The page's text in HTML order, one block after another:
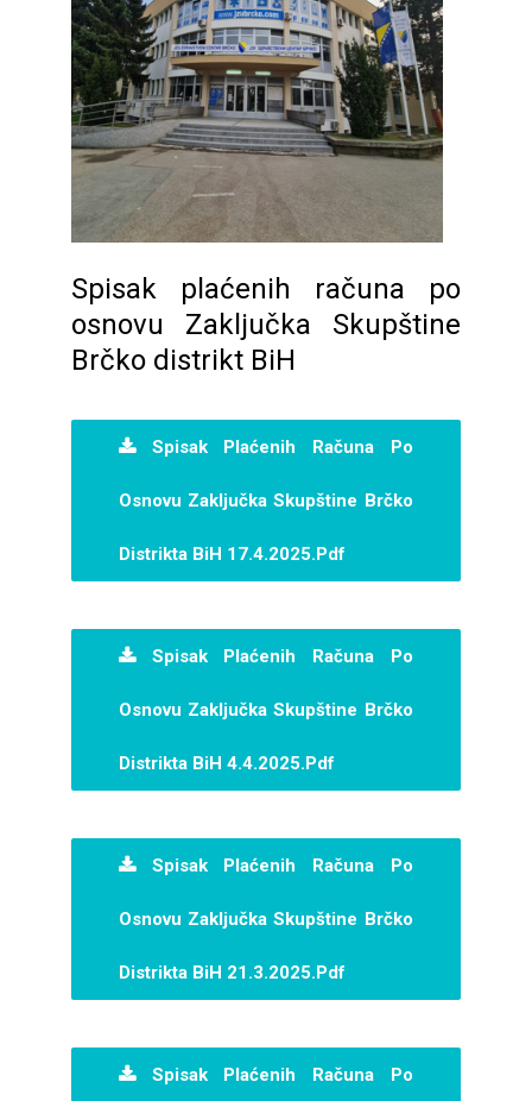
Spisak plaćenih računa po
osnovu Zaključka Skupštine
Brčko distrikt BiH
Spisak Plaćenih Računa Po
Osnovu Zaključka Skupštine Brčko
Distrikta BiH 17.4.2025.pdf
Spisak Plaćenih Računa Po
Osnovu Zaključka Skupštine Brčko
Distrikta BiH 4.4.2025.pdf
Spisak Plaćenih Računa Po
Osnovu Zaključka Skupštine Brčko
Distrikta BiH 21.3.2025.pdf
Spisak Plaćenih Računa Po